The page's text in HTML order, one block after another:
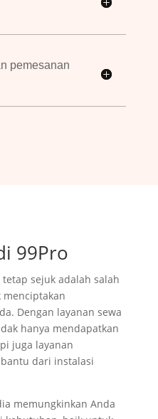
pemesanan
99Pro
sejuk adalah salah
Dengan layanan sewa
hanya mendapatkan
juga layanan
dari instalasi
memungkinkan Anda